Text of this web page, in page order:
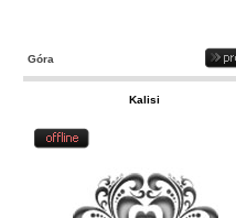
Góra
Kalisi